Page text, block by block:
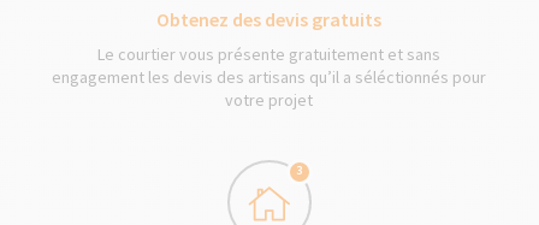
Obtenez des devis gratuits
Le courtier vous présente gratuitement et sans
engagement les devis des artisans qu’il a séléctionnés pour
votre projet
3